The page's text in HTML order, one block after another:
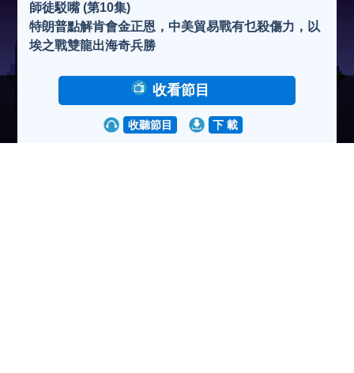
師徒駁嘴 (第10集)
特朗普點解肯會金正恩，中美貿易戰有乜殺傷力，以
埃之戰雙龍出海奇兵勝
收看節目
收聽節目 下 載